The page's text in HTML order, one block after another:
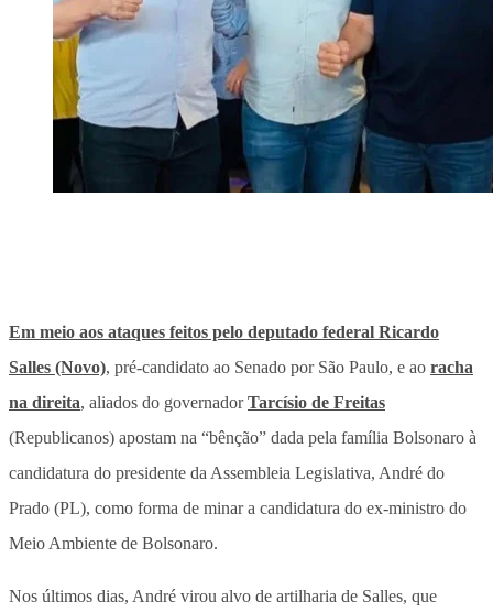
Em meio aos ataques feitos pelo deputado federal Ricardo
Salles (Novo), pré-candidato ao Senado por São Paulo, e ao racha
na direita, aliados do governadorTarcísio de Freitas
(Republicanos) apostam na “bênção” dada pela família Bolsonaro à
candidatura do presidente da Assembleia Legislativa, André do
Prado (PL), como forma de minar a candidatura do ex-ministro do
Meio Ambiente de Bolsonaro.
Nos últimos dias, André virou alvo de artilharia de Salles, que